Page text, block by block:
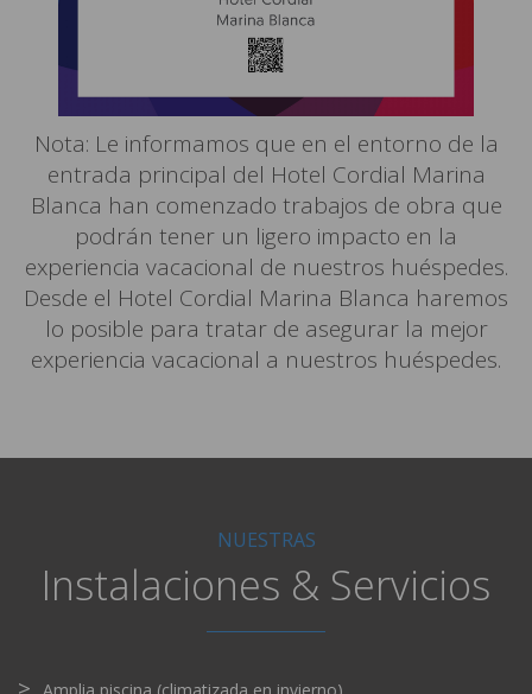
Nota: Le informamos que en el entorno de la
entrada principal del Hotel Cordial Marina
Blanca han comenzado trabajos de obra que
podrán tener un ligero impacto en la
experiencia vacacional de nuestros huéspedes.
Desde el Hotel Cordial Marina Blanca haremos
lo posible para tratar de asegurar la mejor
experiencia vacacional a nuestros huéspedes.
NUESTRAS
Instalaciones & Servicios